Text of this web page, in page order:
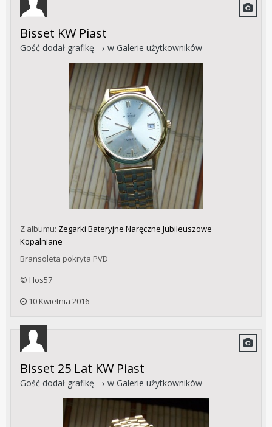
Bisset KW Piast
Gość dodał grafikę → w Galerie użytkowników
Z albumu: Zegarki Bateryjne Naręczne Jubileuszowe
Kopalniane
Bransoleta pokryta PVD
© Hos57
10 Kwietnia 2016
Bisset 25 Lat KW Piast
Gość dodał grafikę → w Galerie użytkowników